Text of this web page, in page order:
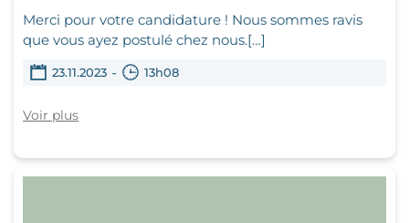
Merci pour votre candidature ! Nous sommes ravis
que vous ayez postulé chez nous.[…]
23.11.2023 - 13h08
Voir plus